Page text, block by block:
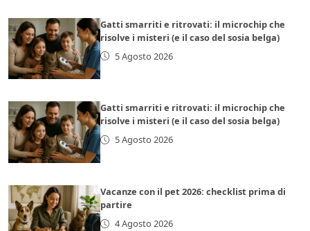
Gatti smarriti e ritrovati: il microchip che
risolve i misteri (e il caso del sosia belga)
5 Agosto 2026
Gatti smarriti e ritrovati: il microchip che
risolve i misteri (e il caso del sosia belga)
5 Agosto 2026
Vacanze con il pet 2026: checklist prima di
partire
4 Agosto 2026